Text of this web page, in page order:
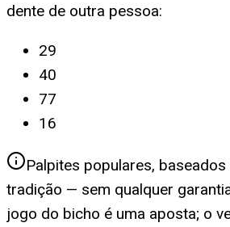
dente de outra pessoa:
29
40
77
16
Palpites populares,
tradição — sem qualquer
jogo do bicho é uma aposta; o